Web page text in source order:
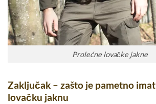
Prolećne lovačke jakne
Zaključak – zašto je pametno
lovačku jaknu